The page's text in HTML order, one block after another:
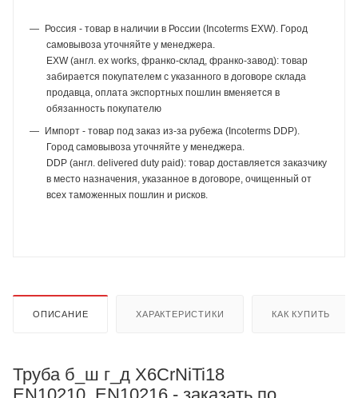
Россия - товар в наличии в России (Incoterms EXW). Город
самовывоза уточняйте у менеджера.
EXW (англ. ex works, франко-склад, франко-завод): товар
забирается покупателем с указанного в договоре склада
продавца, оплата экспортных пошлин вменяется в
обязанность покупателю
Импорт - товар под заказ из-за рубежа (Incoterms DDP).
Город самовывоза уточняйте у менеджера.
DDP (англ. delivered duty paid): товар доставляется заказчику
в место назначения, указанное в договоре, очищенный от
всех таможенных пошлин и рисков.
ОПИСАНИЕ ХАРАКТЕРИСТИКИ КАК КУПИТЬ
Труба б_ш г_д X6CrNiTi18